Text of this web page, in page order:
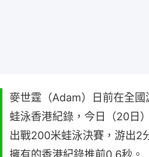
麥世霆（Adam）日前在全
蛙泳香港紀錄，今日（20日
出戰200米蛙泳決賽，游出2
擁有的香港紀錄推前0.6秒。